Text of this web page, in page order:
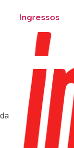
Ingressos